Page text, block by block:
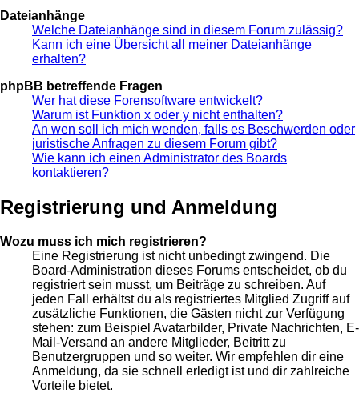
Dateianhänge
Welche Dateianhänge sind in diesem Forum zulässig?
Kann ich eine Übersicht all meiner Dateianhänge
erhalten?
phpBB betreffende Fragen
Wer hat diese Forensoftware entwickelt?
Warum ist Funktion x oder y nicht enthalten?
An wen soll ich mich wenden, falls es Beschwerden oder
juristische Anfragen zu diesem Forum gibt?
Wie kann ich einen Administrator des Boards
kontaktieren?
Registrierung und Anmeldung
Wozu muss ich mich registrieren?
Eine Registrierung ist nicht unbedingt zwingend. Die
Board-Administration dieses Forums entscheidet, ob du
registriert sein musst, um Beiträge zu schreiben. Auf
jeden Fall erhältst du als registriertes Mitglied Zugriff auf
zusätzliche Funktionen, die Gästen nicht zur Verfügung
stehen: zum Beispiel Avatarbilder, Private Nachrichten, E-
Mail-Versand an andere Mitglieder, Beitritt zu
Benutzergruppen und so weiter. Wir empfehlen dir eine
Anmeldung, da sie schnell erledigt ist und dir zahlreiche
Vorteile bietet.